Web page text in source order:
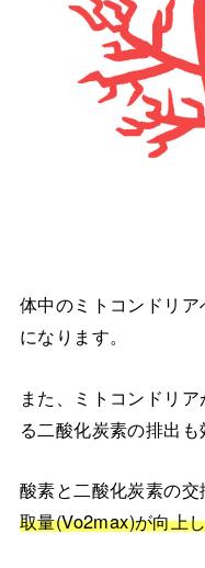
体中のミトコンドリ
になります。
また、ミトコンドリ
る二酸化炭素の排出も
酸素と二酸化炭素の
取量(Vo2max)が向上